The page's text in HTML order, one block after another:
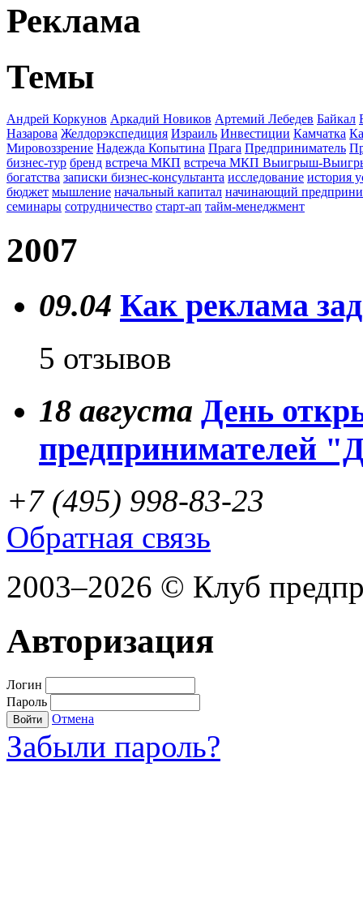
Реклама
Темы
Андрей Коркунов Аркадий Новиков Артемий Лебедев Байкал
Назарова Желдорэкспедиция Израиль Инвестиции Камчатка
Мировоззрение Надежда Копытина Прага Предприниматель
бизнес-тур бренд встреча МКП встреча МКП Выигрыш-
богатства записки бизнес-консультанта исследование история
бюджет мышление начальный капитал начинающий
семинары сотрудничество старт-ап тайм-менеджмент
2007
09.04 Как реклама
5 отзывов
18 августа День
предпринимателей
+7 (495) 998-83-23
Обратная связь
2003–2026 © Клуб
Авторизация
Логин
Пароль
Войти Отмена
Забыли пароль?